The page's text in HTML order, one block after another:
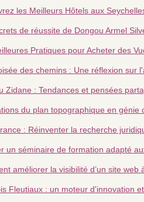
les Meilleurs Hôtels aux
de réussite de Dongou Armel
Pratiques pour Acheter des
des chemins : Une réflexion sur
Zidane : Tendances et pensées
du plan topographique en génie
: Réinventer la recherche
un séminaire de formation adapté
améliorer la visibilité d’un site web
Fleutiaux : un moteur d'innovation